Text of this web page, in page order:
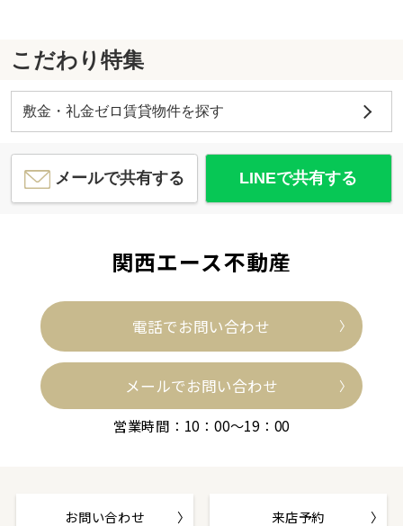
こだわり特集
敷金・礼金ゼロ賃貸物件を探す
メールで共有する LINEで共有する
関西エース不動産
電話でお問い合わせ
メールでお問い合わせ
営業時間：10：00～19：00
お問い合わせ 来店予約